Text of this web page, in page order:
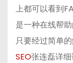
上都可以看到
是一种在线帮
只要经过简单
SEO张连磊详